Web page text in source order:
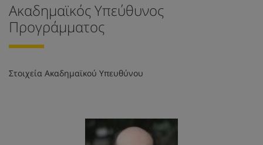
Ακαδημαϊκός Υπεύθυνος
Προγράμματος
Στοιχεία Ακαδημαϊκού Υπευθύνου